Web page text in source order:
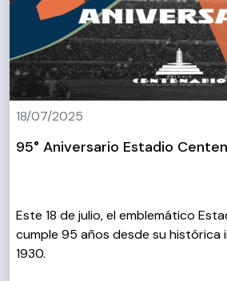
18/07/2025
95° Aniversario Estadio
Este 18 de julio, el emblemático
cumple 95 años desde su histórica
1930.